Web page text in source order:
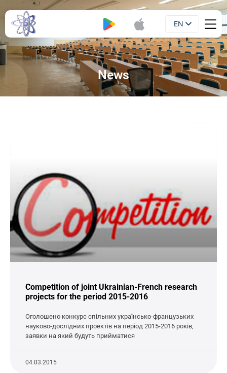
EN
UA
News
Competition of joint Ukrainian-French research
projects for the period 2015-2016
Оголошено конкурс спільних українсько-французьких
науково-дослідних проектів на період 2015-2016 років,
заявки на який будуть прийматися
04.03.2015